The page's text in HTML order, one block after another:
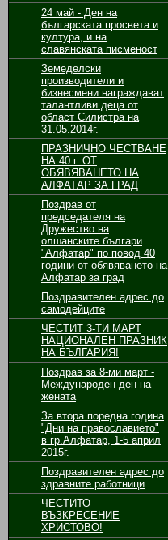
24 май - Ден на
българската просвета и
култура, и на
славянската писменост
Земеделски
производители и
бизнесмени награждават
талантливи деца от
област Силистра на
31.05.2014г.
ПРАЗНИЧНО ЧЕСТВАНЕ
НА 40 г. ОТ
ОБЯВЯВАНЕТО НА
АЛФАТАР ЗА ГРАД
Поздрав от
председателя на
Дружество на
олшанските българи
"Алфатар" по повод 40
години от обявяването на
Алфатар за град
Поздравителен адрес до
самодейците
ЧЕСТИТ 3-ТИ МАРТ
НАЦИОНАЛЕН ПРАЗНИК
НА БЪЛГАРИЯ!
Поздрав за 8-ми март -
Международен ден на
жената
За втора поредна година
"Дни на православието"
в гр.Алфатар, 1-5 април
2015г.
Поздравителен адрес до
здравните работници
ЧЕСТИТО
ВЪЗКРЕСЕНИЕ
ХРИСТОВО!